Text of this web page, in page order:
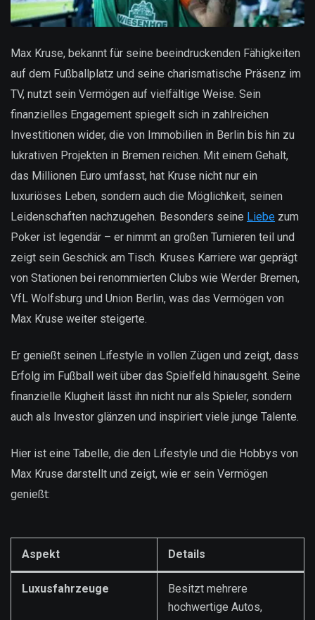
Max Kruse, bekannt für seine beeindruckenden Fähigkeiten
auf dem Fußballplatz und seine charismatische Präsenz im
TV, nutzt sein Vermögen auf vielfältige Weise. Sein
finanzielles Engagement spiegelt sich in zahlreichen
Investitionen wider, die von Immobilien in Berlin bis hin zu
lukrativen Projekten in Bremen reichen. Mit einem Gehalt,
das Millionen Euro umfasst, hat Kruse nicht nur ein
luxuriöses Leben, sondern auch die Möglichkeit, seinen
Leidenschaften nachzugehen. Besonders seine Liebe zum
Poker ist legendär – er nimmt an großen Turnieren teil und
zeigt sein Geschick am Tisch. Kruses Karriere war geprägt
von Stationen bei renommierten Clubs wie Werder Bremen,
VfL Wolfsburg und Union Berlin, was das Vermögen von
Max Kruse weiter steigerte.
Er genießt seinen Lifestyle in vollen Zügen und zeigt, dass
Erfolg im Fußball weit über das Spielfeld hinausgeht. Seine
finanzielle Klugheit lässt ihn nicht nur als Spieler, sondern
auch als Investor glänzen und inspiriert viele junge Talente.
Hier ist eine Tabelle, die den Lifestyle und die Hobbys von
Max Kruse darstellt und zeigt, wie er sein Vermögen
genießt:
Aspekt Details
Luxusfahrzeuge
Besitzt mehrere
hochwertige Autos,